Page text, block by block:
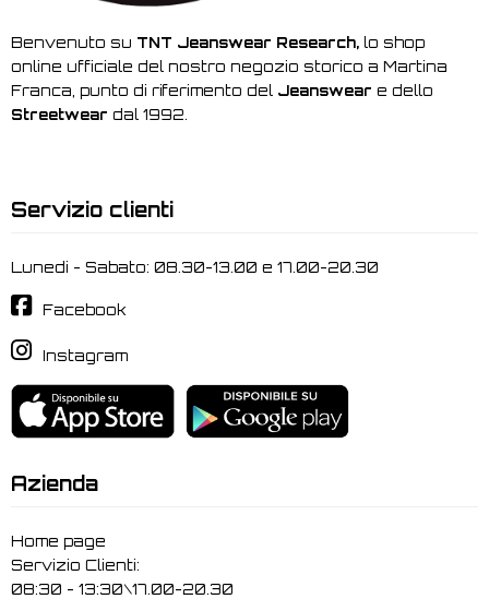
Benvenuto su TNT Jeanswear Research, lo shop
online ufficiale del nostro negozio storico a Martina
Franca, punto di riferimento del Jeanswear e dello
Streetwear dal 1992.
Servizio clienti
Lunedi - Sabato: 08.30-13.00 e 17.00-20.30
Facebook
Instagram
Azienda
Home page
Servizio Clienti:
08:30 - 13:30\17.00-20.30